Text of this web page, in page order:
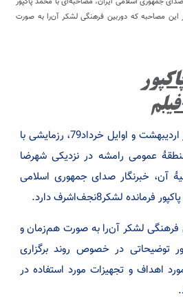
دارد. در این مصاحبه که دوربین فرهنگی لشکر آن‌را به صورت
: اواخر اردیبهشت و اوایل خرداد79، رزمایشی با
عمومی رامشه در نزدیکی شهرضا
آن، خبرنگار صدای جمهوری اسلامی
لشکر8نجف‌اشرف دارد.
فرهنگی لشکر آن‌را به صورت هم‌زمان و
توضیحاتی در خصوص روند برگزاری
اهداف و تجهیزات مورد استفاده در